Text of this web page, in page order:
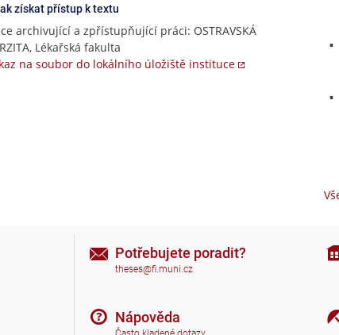
získat přístup k textu
archivující a zpřístupňující práci: OSTRAVSKÁ
Lékařská fakulta
na soubor do lokálního úložiště instituce
Potřebujete poradit?
theses@fi.muni.cz
Nápověda